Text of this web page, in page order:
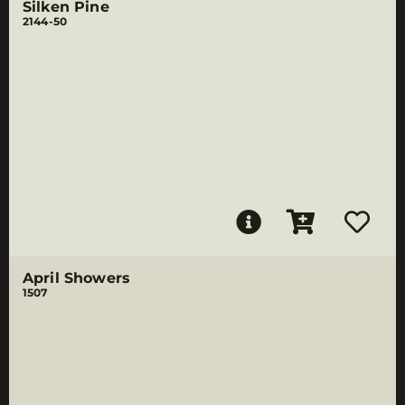
Silken Pine
2144-50
April Showers
1507